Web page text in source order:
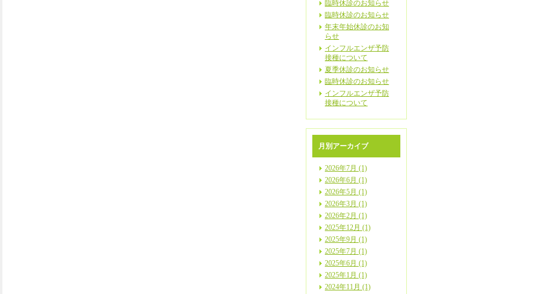
臨時休診のお知らせ
臨時休診のお知らせ
年末年始休診のお知
らせ
インフルエンザ予防
接種について
夏季休診のお知らせ
臨時休診のお知らせ
インフルエンザ予防
接種について
月別アーカイブ
2026年7月 (1)
2026年6月 (1)
2026年5月 (1)
2026年3月 (1)
2026年2月 (1)
2025年12月 (1)
2025年9月 (1)
2025年7月 (1)
2025年6月 (1)
2025年1月 (1)
2024年11月 (1)